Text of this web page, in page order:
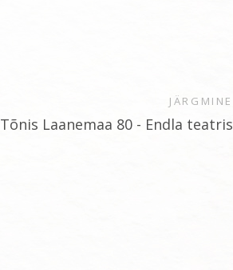
JÄRGMINE
Tõnis Laanemaa 80 - Endla teatris